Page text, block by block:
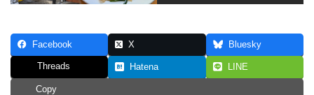
Facebook X Bluesky
Threads Hatena LINE
Copy